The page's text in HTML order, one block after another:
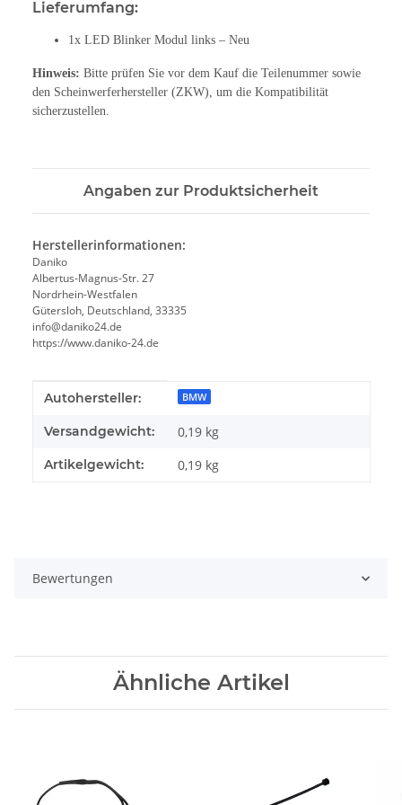
Lieferumfang:
1x LED Blinker Modul links – Neu
Hinweis: Bitte prüfen Sie vor dem Kauf die Teilenummer sowie
den Scheinwerferhersteller (ZKW), um die Kompatibilität
sicherzustellen.
Angaben zur Produktsicherheit
Herstellerinformationen:
Daniko
Albertus-Magnus-Str. 27
Nordrhein-Westfalen
Gütersloh, Deutschland, 33335
info@daniko24.de
https://www.daniko-24.de
Produkteigenschaft
Wert
Autohersteller: BMW
Versandgewicht: 0,19 kg
Artikelgewicht: 0,19 kg
Bewertungen
Ähnliche Artikel